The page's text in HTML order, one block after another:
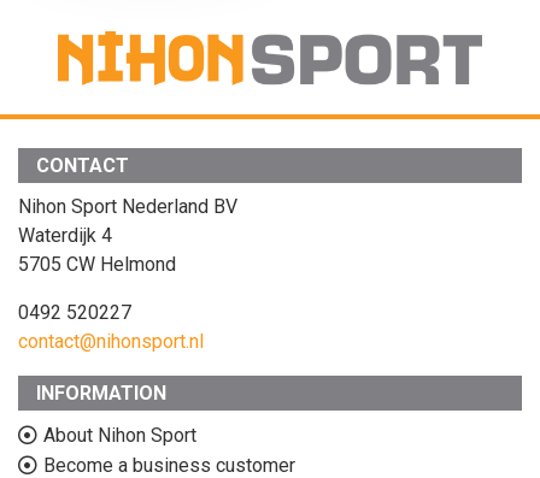
CONTACT
Nihon Sport Nederland BV
Waterdijk 4
5705 CW Helmond
0492 520227
contact@nihonsport.nl
INFORMATION
About Nihon Sport
Become a business customer